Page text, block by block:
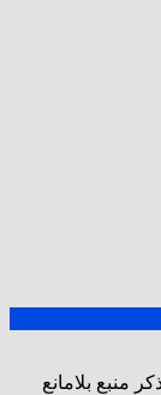
منبع بلامانع